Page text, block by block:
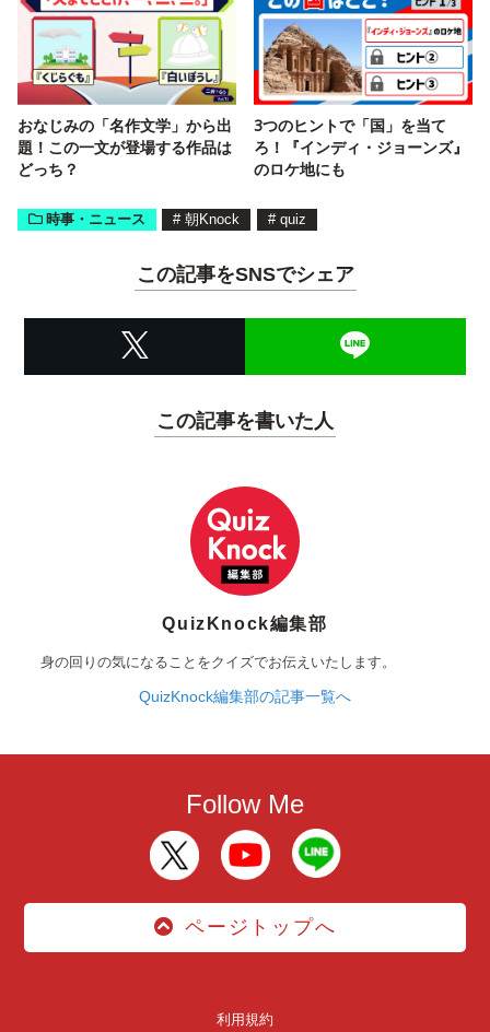
おなじみの「名作文学」から出
題！この一文が登場する作品は
どっち？
3つのヒントで「国」を当て
ろ！『インディ・ジョーンズ』
のロケ地にも
時事・ニュース # 朝Knock # quiz
この記事をSNSでシェア
この記事を書いた人
QuizKnock編集部
身の回りの気になることをクイズでお伝えいたします。
QuizKnock編集部の記事一覧へ
Follow Me
ページトップへ
利用規約